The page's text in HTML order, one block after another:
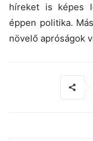
híreket is képes
éppen politika.
növelő apróságok